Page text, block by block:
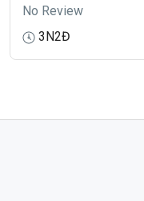
kỹ chương trình từ người
không chịu trách nhiệm
No Review
3N2Đ